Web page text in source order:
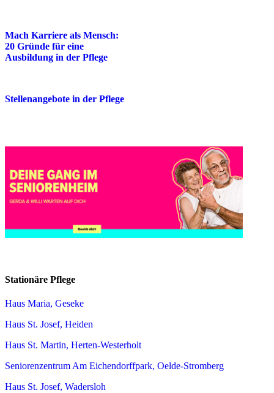
Mach Karriere als Mensch:
20 Gründe für eine
Ausbildung in der Pflege
Stellenangebote in der Pflege
Stationäre Pflege
Haus Maria, Geseke
Haus St. Josef, Heiden
Haus St. Martin, Herten-Westerholt
Seniorenzentrum Am Eichendorffpark, Oelde-Stromberg
Haus St. Josef, Wadersloh